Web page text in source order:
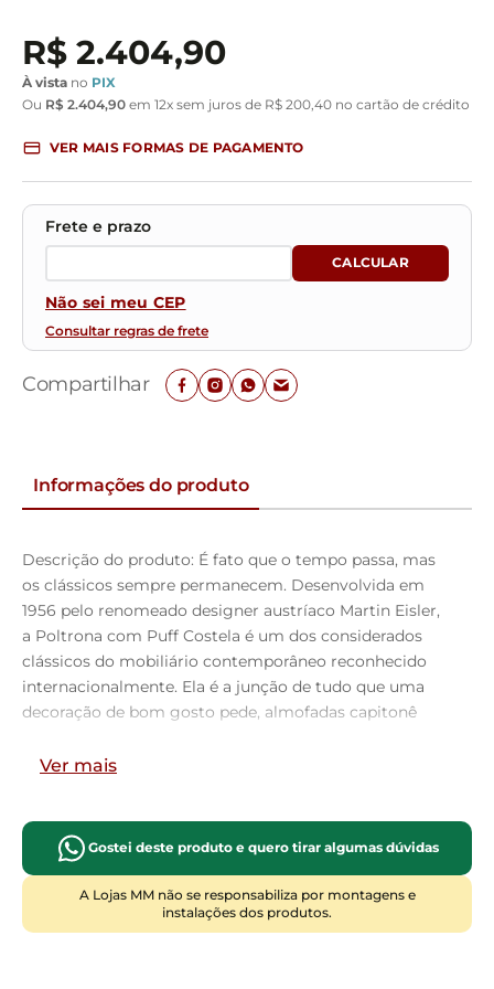
R$ 2.404,90
À vista no PIX
Ou R$ 2.404,90 em 12x sem juros de R$ 200 40 no cartão de crédito
VER MAIS FORMAS DE PAGAMENTO
Não sei meu CEP
Consultar regras de frete
Compartilhar
Informações do produto
Descrição do produto: É fato que o tempo passa, mas
os clássicos sempre permanecem. Desenvolvida em
1956 pelo renomeado designer austríaco Martin Eisler,
a Poltrona com Puff Costela é um dos considerados
clássicos do mobiliário contemporâneo reconhecido
internacionalmente. Ela é a junção de tudo que uma
decoração de bom gosto pede, almofadas capitonê
assento, base com traçado de linhas elegantes e
siliconada, ideal para decorações residenciais,
sofisticadas ou clássicas. Sua robustez além de marcar
presença no ambiente, oferece conforto inigualável.
Dimensões da Poltrona (L x A x P)
Ver mais
Gostei deste produto e quero tirar algumas dúvidas
A Lojas MM não se responsabiliza por montagens e
instalações dos produtos.